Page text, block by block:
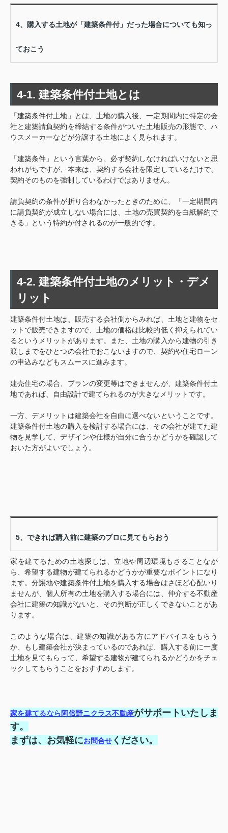
4、購入する土地が「建築条件付」だった場合についても知っ
ておこう
4-1. 建築条件付土地とは
「建築条件付土地」とは、土地の購入後、一定期間内に特定の会
社と建築請負契約を締結する条件がついた土地販売の形態で、ハ
ウスメーカーなどが分譲する土地によく見られます。
「建築条件」という言葉から、必ず契約しなければいけないと思
われがちですが、本来は、契約する会社を限定しているだけで、
契約そのものを強制しているわけではありません。
請負契約の条件が折り合わなかったときのために、「一定期間内
に請負契約が成立しない場合には、土地の売買契約を白紙解約で
きる」という特約が付されるのが一般的です。
4-2. 建築条件付土地のメリット・デメ
リット
建築条件付土地は、販売する会社側からみれば、土地と建物をセ
ットで販売できますので、土地の価格は比較的低く抑えられてい
るというメリットがあります。また、土地の購入から建物の引き
渡しまでをひとつの会社でおこないますので、契約や住宅ローン
の申込みなどもスムースに進みます。
建売住宅の場合、プランの変更等はできませんが、建築条件付土
地であれば、自由設計で建てられるのが大きなメリットです。
一方、デメリットは建築会社を自由に選べないということです。
建築条件付土地の購入を検討する場合には、その会社が建てた建
物を見学して、デザインや仕様が自分に合うかどうかを確認して
おいた方がよいでしょう。
5、できれば購入前に建築のプロに見てもらおう
家を建てるための土地探しは、立地や周辺環境もさることなが
ら、希望する建物が建てられるかどうかが重要なポイントになり
ます。分譲地や建築条件付土地を購入する場合はさほど心配いり
ませんが、個人所有の土地を購入する場合には、仲介する不動産
会社に建築の知識がないと、その判断が正しくできないことがあ
ります。
このような場合は、建築の知識がある方にアドバイスをもらう
か、もし建築会社が決まっているのであれば、購入する前に一度
土地を見てもらって、希望する建物が建てられるかどうかをチェ
ックしてもらうことをおすすめします。
家を建てるなら阿倍野ニクラス不動産がサポートいたしま
す。
まずは、お気軽にお問合せ ください。